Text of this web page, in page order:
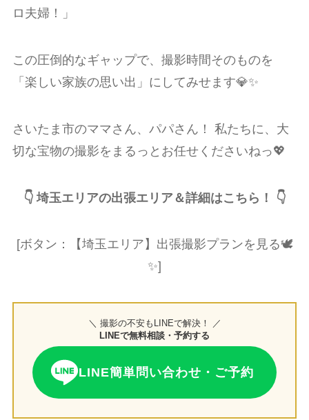
ロ夫婦！」
この圧倒的なギャップで、撮影時間そのものを
「楽しい家族の思い出」にしてみせます💎✨
さいたま市のママさん、パパさん！ 私たちに、大
切な宝物の撮影をまるっとお任せくださいねっ💖
👇 埼玉エリアの出張エリア＆詳細はこちら！ 👇
[ボタン：【埼玉エリア】出張撮影プランを見る🕊️
✨]
＼ 撮影の不安もLINEで解決！ ／
LINEで無料相談・予約する
LINE簡単問い合わせ・ご予約